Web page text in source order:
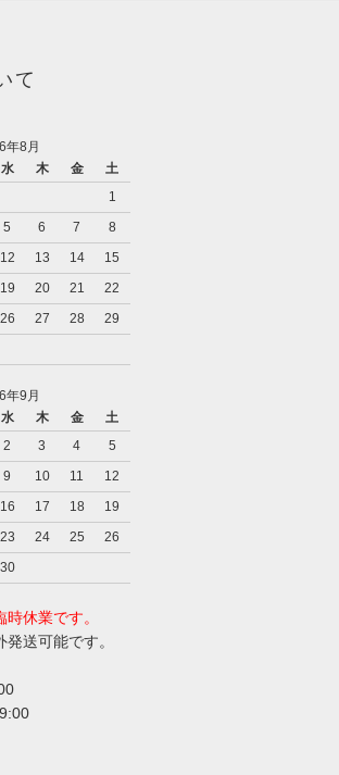
て
年8月
水 木 金
土
1
5 6 7
8
12 13 14
15
19 20 21
22
26 27 28
29
年9月
水 木 金
土
2 3 4
5
9 10 11
12
16 17 18
19
23 24 25
26
30
休業です。
送可能です。